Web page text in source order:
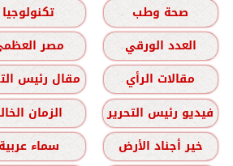
صحة وطب تكنولوجيا
العدد الورقي مصر
مقالات الرأي مقال رئيس
فيديو رئيس التحرير الزمان
خير أجناد الأرض سماء عربية